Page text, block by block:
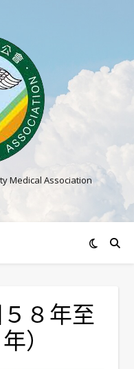
Medical Association
８年至
）